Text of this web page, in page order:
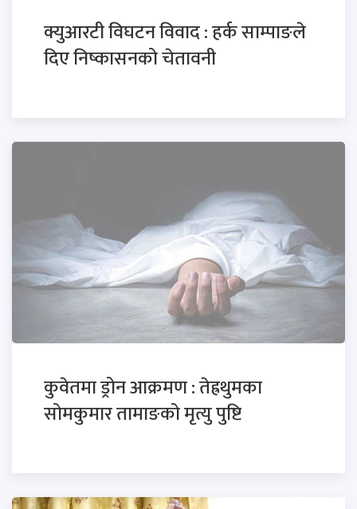
क्युआरटी विघटन विवाद : हर्क साम्पाङले
दिए निष्कासनको चेतावनी
कुवेतमा ड्रोन आक्रमण : तेह्रथुमका
सोमकुमार तामाङको मृत्यु पुष्टि